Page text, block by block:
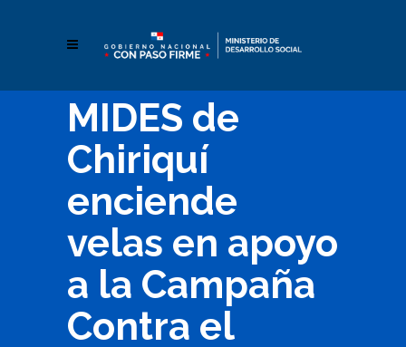
MIDES de
Chiriquí
enciende
velas en apoyo
a la Campaña
Contra el